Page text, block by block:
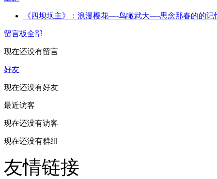
《四坝坝主》：浪漫樱花—-鸟瞰武大—-思念那春的的记
留言板全部
现在还没有留言
好友
现在还没有好友
最近访客
现在还没有访客
现在还没有群组
友情链接